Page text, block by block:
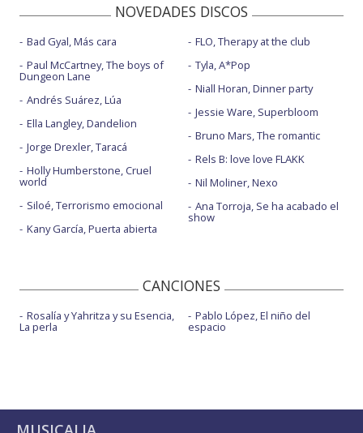
NOVEDADES DISCOS
Bad Gyal, Más cara
Paul McCartney, The boys of
Dungeon Lane
Andrés Suárez, Lúa
Ella Langley, Dandelion
Jorge Drexler, Taracá
Holly Humberstone, Cruel
world
Siloé, Terrorismo emocional
Kany García, Puerta abierta
FLO, Therapy at the club
Tyla, A*Pop
Niall Horan, Dinner party
Jessie Ware, Superbloom
Bruno Mars, The romantic
Rels B: love love FLAKK
Nil Moliner, Nexo
Ana Torroja, Se ha acabado el
show
CANCIONES
Rosalía y Yahritza y su Esencia,
La perla
Pablo López, El niño del
espacio